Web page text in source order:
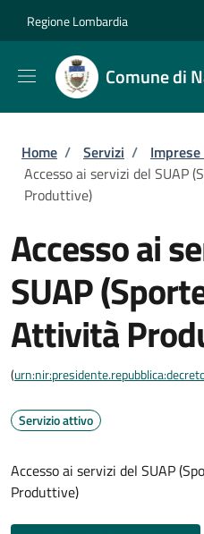
Regione Lombardia
Comune di
Briciole di
Home / Servizi /
Accesso ai servizi del SUAP
Produttive)
Accesso ai
SUAP
Attività
(
Servizio attivo
Accesso ai servizi del SUAP
Produttive)